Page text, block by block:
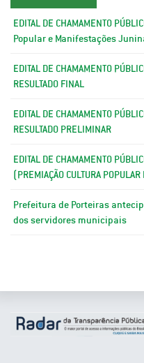
EDITAL DE CHAMAMENTO
Popular e Manifestações
EDITAL DE CHAMAMENTO
RESULTADO FINAL
EDITAL DE CHAMAMENTO
RESULTADO PRELIMINAR
EDITAL DE CHAMAMENTO
(PREMIAÇÃO CULTURA
Prefeitura de Porteiras
dos servidores municipais